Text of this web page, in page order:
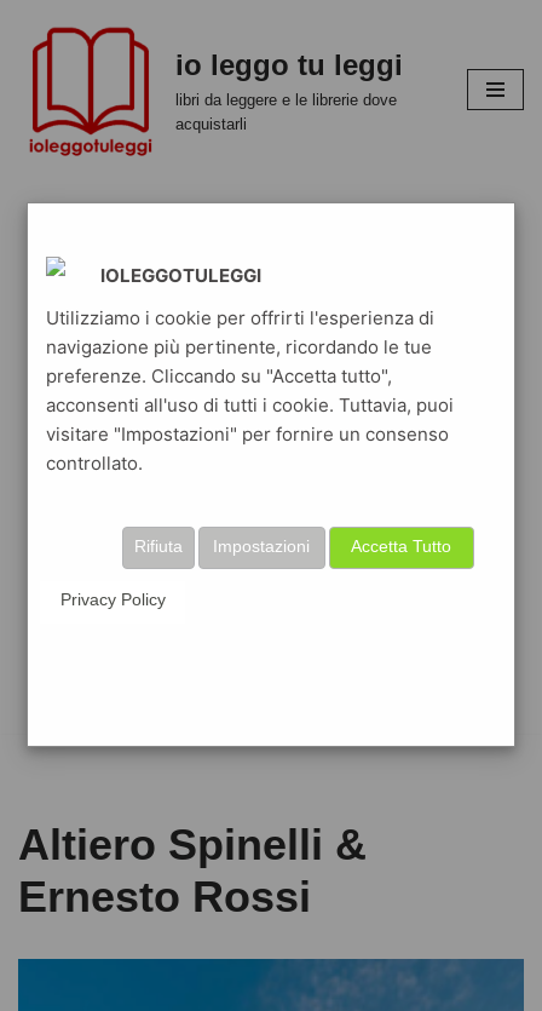
contenuto
io leggo tu leggi
libri da leggere e le librerie dove
acquistarli
Altiero Spinelli &
Ernesto Rossi
IOLEGGOTULEGGI
Utilizziamo i cookie per offrirti l'esperienza di
navigazione più pertinente, ricordando le tue
preferenze. Cliccando su "Accetta tutto",
acconsenti all'uso di tutti i cookie. Tuttavia, puoi
visitare "Impostazioni" per fornire un consenso
controllato.
Accetta Tutto
Impostazioni
Rifiuta
Privacy Policy